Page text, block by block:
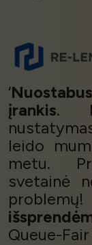
‘
įrankis.
leido
metu.
svetainė
Queue-